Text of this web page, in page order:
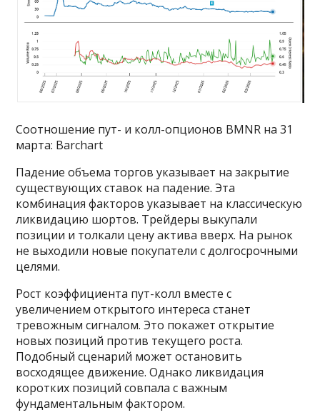
Соотношение пут- и колл-опционов BMNR на 31
марта: Barchart
Падение объема торгов указывает на закрытие
существующих ставок на падение. Эта
комбинация факторов указывает на классическую
ликвидацию шортов. Трейдеры выкупали
позиции и толкали цену актива вверх. На рынок
не выходили новые покупатели с долгосрочными
целями.
Рост коэффициента пут-колл вместе с
увеличением открытого интереса станет
тревожным сигналом. Это покажет открытие
новых позиций против текущего роста.
Подобный сценарий может остановить
восходящее движение. Однако ликвидация
коротких позиций совпала с важным
фундаментальным фактором.